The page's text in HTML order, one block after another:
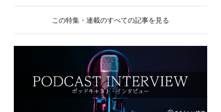
この特集・連載のすべての記事を見る